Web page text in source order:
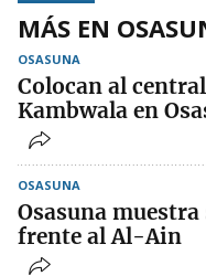
MÁS EN
OSASUNA
Colocan al
Kambwala en
OSASUNA
Osasuna
frente al Al-Ain